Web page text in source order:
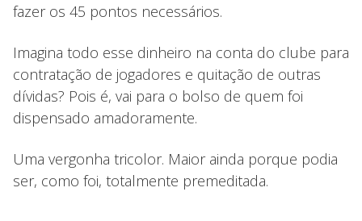
fazer os 45 pontos necessários.
Imagina todo esse dinheiro na conta do clube para
contratação de jogadores e quitação de outras
dívidas? Pois é, vai para o bolso de quem foi
dispensado amadoramente.
Uma vergonha tricolor. Maior ainda porque podia
ser, como foi, totalmente premeditada.